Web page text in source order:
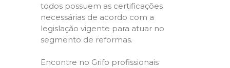
todos possuem as certificações
necessárias de acordo com a
legislação vigente para atuar no
segmento de reformas.
Encontre no Grifo profissionais